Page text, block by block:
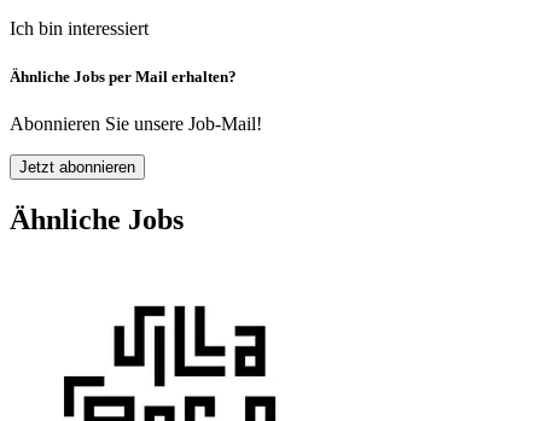
Ich bin interessiert
Ähnliche Jobs per Mail erhalten?
Abonnieren Sie unsere Job-Mail!
Jetzt abonnieren
Ähnliche Jobs